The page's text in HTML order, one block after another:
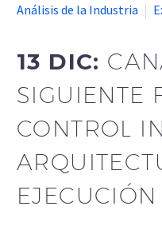
Análisis de la Industria
13 DIC:
SIGUIENTE
CONTROL
EJECUCIÓN